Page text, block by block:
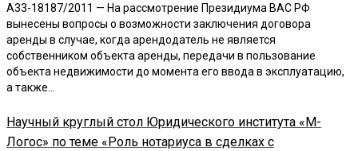
А33-18187/2011 — На рассмотрение Президиума ВАС РФ
вынесены вопросы о возможности заключения договора
аренды в случае, когда арендодатель не является
собственником объекта аренды, передачи в пользование
объекта недвижимости до момента его ввода в эксплуатацию,
а также…
Научный круглый стол Юридического института «М-
Логос» по теме «Роль нотариуса в сделках с